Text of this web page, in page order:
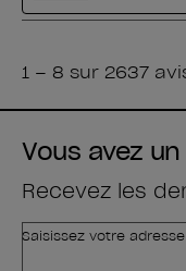
Vous avez
Recevez les
Saisissez votre